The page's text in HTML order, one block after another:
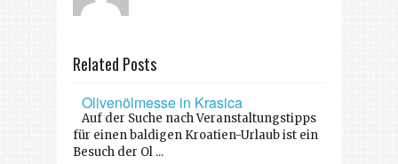
Related Posts
Olivenölmesse in Krasica
Auf der Suche nach Veranstaltungstipps
für einen baldigen Kroatien-Urlaub ist ein
Besuch der Ol ...